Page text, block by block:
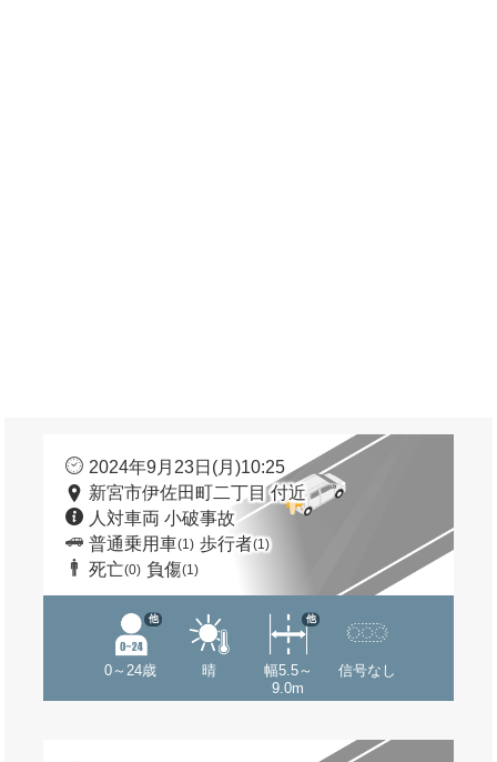
2024年9月23日(月)10:25
新宮市伊佐田町二丁目 付近
人対車両 小破事故
普通乗用車(1) 歩行者(1)
死亡(0) 負傷(1)
0～24歳
他
晴
幅5.5～
9.0m
他
信号なし